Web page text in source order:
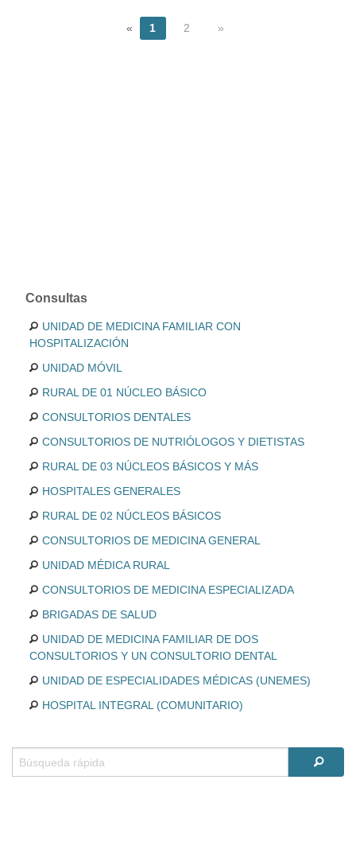
« 1 2 »
Consultas
UNIDAD DE MEDICINA FAMILIAR CON
HOSPITALIZACIÓN
UNIDAD MÓVIL
RURAL DE 01 NÚCLEO BÁSICO
CONSULTORIOS DENTALES
CONSULTORIOS DE NUTRIÓLOGOS Y DIETISTAS
RURAL DE 03 NÚCLEOS BÁSICOS Y MÁS
HOSPITALES GENERALES
RURAL DE 02 NÚCLEOS BÁSICOS
CONSULTORIOS DE MEDICINA GENERAL
UNIDAD MÉDICA RURAL
CONSULTORIOS DE MEDICINA ESPECIALIZADA
BRIGADAS DE SALUD
UNIDAD DE MEDICINA FAMILIAR DE DOS
CONSULTORIOS Y UN CONSULTORIO DENTAL
UNIDAD DE ESPECIALIDADES MÉDICAS (UNEMES)
HOSPITAL INTEGRAL (COMUNITARIO)